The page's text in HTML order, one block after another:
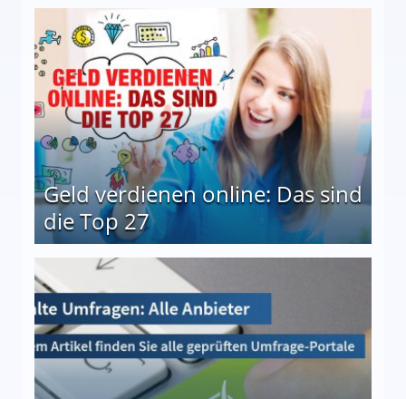
Geld verdienen online: Das sind
die Top 27